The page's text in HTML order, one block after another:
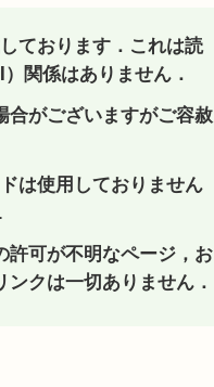
ております．これは読
関係はありません．
合がございますがご容赦
は使用しておりません
．
許可が不明なページ，お
クは一切ありません．